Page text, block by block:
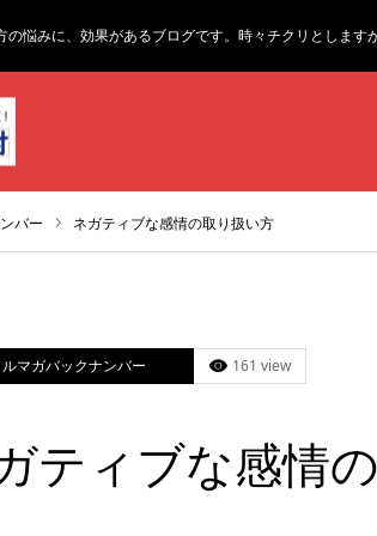
の悩みに、効果があるブログです。時々チクリとしま
バー ネガティブな感情の取り扱い方
ルマガバックナンバー 161 view
ティブな感情